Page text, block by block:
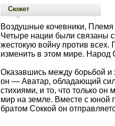
Сюжет
Воздушные кочевники,
Четыре нации были связаны
жестокую войну против всех.
изменить в этом мире. Народ
Оказавшись между борьбой и
он — Аватар, обладающий
стихиями, и то, что только он
мир на земле. Вместе с юной
братом Соккой он